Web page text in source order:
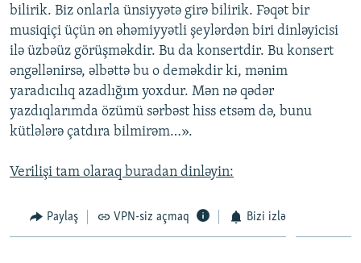
bilirik. Biz onlarla ünsiyyətə girə bilirik. Fəqət bir
musiqiçi üçün ən əhəmiyyətli şeylərdən biri dinləyicisi
ilə üzbəüz görüşməkdir. Bu da konsertdir. Bu konsert
əngəllənirsə, əlbəttə bu o deməkdir ki, mənim
yaradıcılıq azadlığım yoxdur. Mən nə qədər
yazdıqlarımda özümü sərbəst hiss etsəm də, bunu
kütlələrə çatdıra bilmirəm…».
Verilişi tam olaraq buradan dinləyin:
Paylaş VPN-siz açmaq Bizi izlə